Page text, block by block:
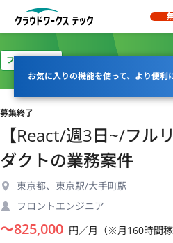
お気に入りの機能を使って、より便利
フルリモート
募集終了
【React/週3日~/フル
ダクトの業務案件
東京都、東京駅/大手町駅
フロントエンジニア
〜825,000 円／月（※月160時間稼